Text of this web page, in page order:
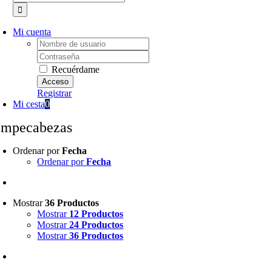
Mi cuenta
Username:
Password:
Recuérdame
Registrar
Mi cesta0
Ordenar porFecha
Ordenar porFecha
Mostrar36 Productos
Mostrar 12 Productos
Mostrar24 Productos
Mostrar36 Productos